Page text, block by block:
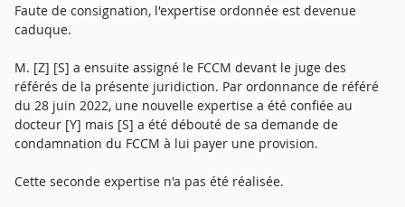
Faute de consignation, l'expertise ordonnée est devenue
caduque.
M. [Z] [S] a ensuite assigné le FCCM devant le juge des
référés de la présente juridiction. Par ordonnance de référé
du 28 juin 2022, une nouvelle expertise a été confiée au
docteur [Y] mais [S] a été débouté de sa demande de
condamnation du FCCM à lui payer une provision.
Cette seconde expertise n'a pas été réalisée.